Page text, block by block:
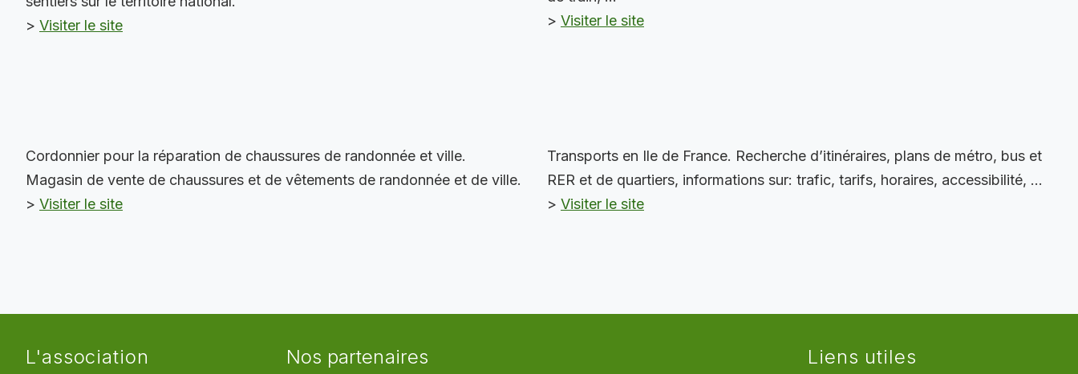
> Visiter le site
> Visiter le site
Cordonnier pour la réparation de chaussures de randonnée et ville.
Magasin de vente de chaussures et de vêtements de randonnée et de ville.
> Visiter le site
Transports en Ile de France. Recherche d’itinéraires, plans de métro, bus et
RER et de quartiers, informations sur: trafic, tarifs, horaires, accessibilité, …
> Visiter le site
L'association Nos partenaires Liens utiles